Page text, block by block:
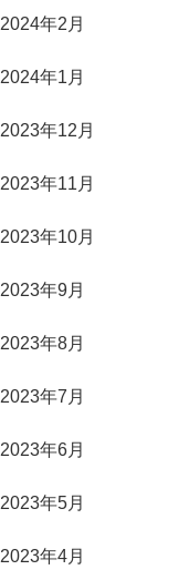
2024年2月
2024年1月
2023年12月
2023年11月
2023年10月
2023年9月
2023年8月
2023年7月
2023年6月
2023年5月
2023年4月